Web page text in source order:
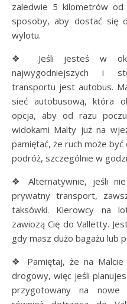
zaledwie 5 kilometrów
sposoby, aby dostać się
wylotu.
❖ Jeśli jesteś w
najwygodniejszych i
transportu jest autobus.
sieć autobusową, która
opcja, aby od razu
widokami Malty już na
pamiętać, że ruch może
podróż, szczególnie w
❖ Alternatywnie, jeśli
prywatny transport,
taksówki. Kierowcy na
zawiozą Cię do Valletty.
gdy masz dużo bagażu lub
❖ Pamiętaj, że na Malcie
drogowy, więc jeśli
przygotowany na nowe